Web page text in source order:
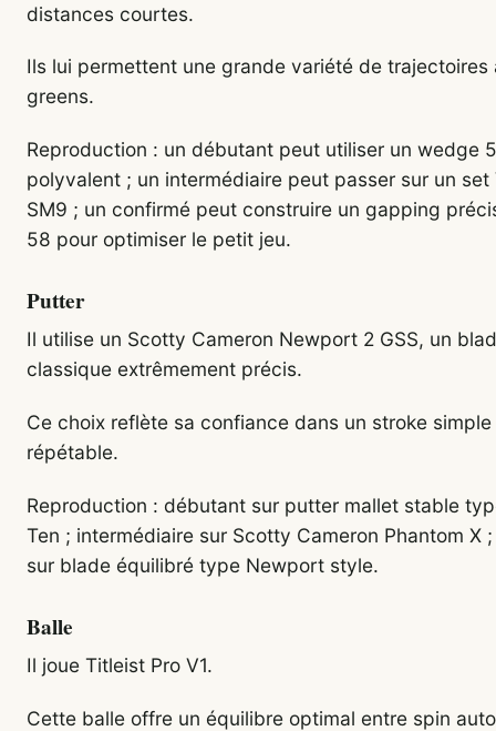
distances courtes.
Ils lui permettent une grande variété de trajectoires
greens.
Reproduction : un débutant peut utiliser un wedge
polyvalent ; un intermédiaire peut passer sur un set
SM9 ; un confirmé peut construire un gapping
58 pour optimiser le petit jeu.
Putter
Il utilise un Scotty Cameron Newport 2 GSS, un
classique extrêmement précis.
Ce choix reflète sa confiance dans un stroke
répétable.
Reproduction : débutant sur putter mallet stable
Ten ; intermédiaire sur Scotty Cameron Phantom X
sur blade équilibré type Newport style.
Balle
Il joue Titleist Pro V1.
Cette balle offre un équilibre optimal entre spin